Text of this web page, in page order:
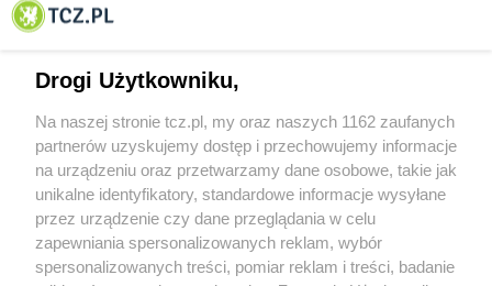
O FIRMIE POLITYKA PRYWATNOŚCI HOSTING
Drogi Użytkowniku,
Na naszej stronie tcz.pl, my oraz naszych 1162 zaufanych
partnerów uzyskujemy dostęp i przechowujemy informacje
na urządzeniu oraz przetwarzamy dane osobowe, takie jak
unikalne identyfikatory, standardowe informacje wysyłane
przez urządzenie czy dane przeglądania w celu
zapewniania spersonalizowanych reklam, wybór
spersonalizowanych treści, pomiar reklam i treści, badanie